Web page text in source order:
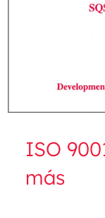
ISO
más